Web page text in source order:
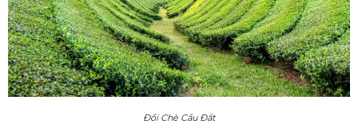
Đồi Chè Cầu Đất